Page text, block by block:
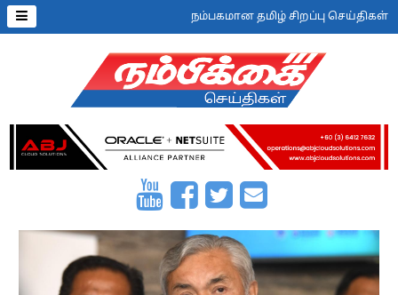
நம்பகமான தமிழ் சிறப்பு செய்திகள்